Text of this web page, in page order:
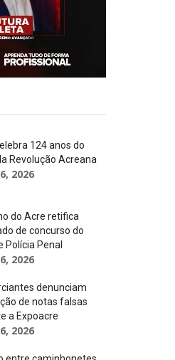
124 anos do
Revolução Acreana
2026
do Acre retifica
de concurso do
Polícia Penal
2026
denunciam
de notas falsas
a Expoacre
2026